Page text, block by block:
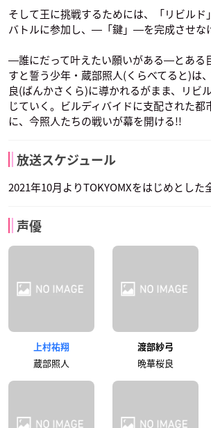
そして王に挑戦するためには、「リビルド
バトルに参加し、―「鍵」―を完成させな
―誰にだって叶えたい願いがある―とある
すと誓う少年・蔵部照人(くらべてると)は
良(ばんかさくら)に導かれるがまま、リビ
じていく。ビルディバイドに支配された都
に、今照人たちの戦いが幕を開ける!!
放送スケジュール
2021年10月よりTOKYOMXをはじめとした
声優
上村祐翔
蔵部照人
渡部紗弓
晩華桜良